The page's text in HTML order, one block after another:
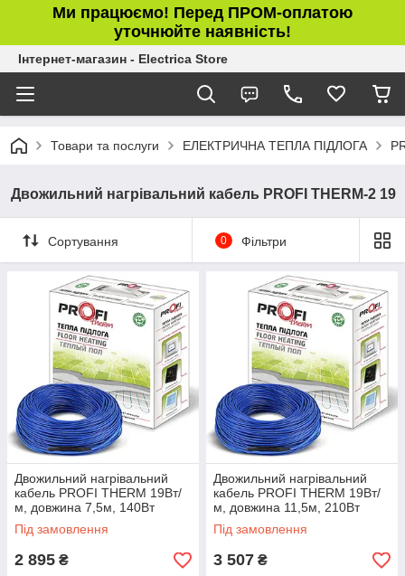
Ми працюємо! Перед ПРОМ-оплатою
уточнюйте наявність!
Інтернет-магазин - Electrica Store
Товари та послуги ЕЛЕКТРИЧНА ТЕПЛА ПІДЛОГА
Двожильний нагрівальний кабель PROFI THERM-2 19
Сортування 0 Фільтри
Двожильний нагрівальний
кабель PROFI THERM 19Вт/
м, довжина 7,5м, 140Вт
000013351
Під замовлення
2 895 ₴
Двожильний нагрівальний
кабель PROFI THERM 19Вт/
м, довжина 11,5м, 210Вт
000013352
Під замовлення
3 507 ₴